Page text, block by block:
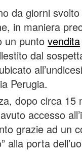
da giorni svolto
in maniera
un punto vendita
dal
Perugia.
dopo circa 15
accesso
grazie ad un
alla porta